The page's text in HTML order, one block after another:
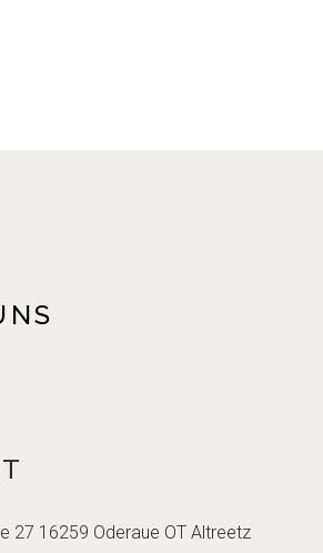
27 16259 Oderaue OT Altreetz